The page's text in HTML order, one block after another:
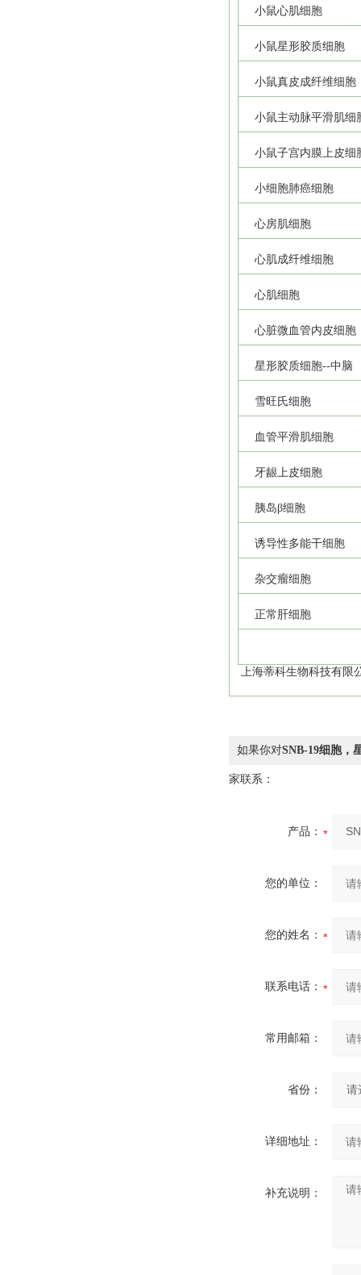
小鼠心肌细胞
小鼠星形胶质细胞
小鼠真皮成纤维细胞
小鼠主动脉平滑肌细
小鼠子宫内膜上皮细
小细胞肺癌细胞
心房肌细胞
心肌成纤维细胞
心肌细胞
心脏微血管内皮细胞
星形胶质细胞--中脑
雪旺氏细胞
血管平滑肌细胞
牙龈上皮细胞
胰岛β细胞
诱导性多能干细胞
杂交瘤细胞
正常肝细胞
上海蒂科生物科技有限
如果你对SNB-19细胞，
家联系：
产品：
您的单位：
您的姓名：
联系电话：
常用邮箱：
省份：
详细地址：
补充说明：